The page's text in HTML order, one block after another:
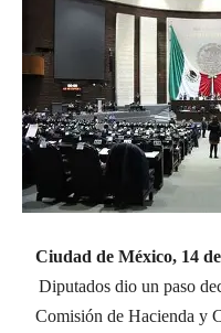
Ciudad de México, 14
Diputados dio un paso
Comisión de Hacienda y